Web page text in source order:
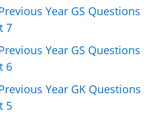
Year GS Questions
7
Year GS Questions
6
Year GK Questions
5